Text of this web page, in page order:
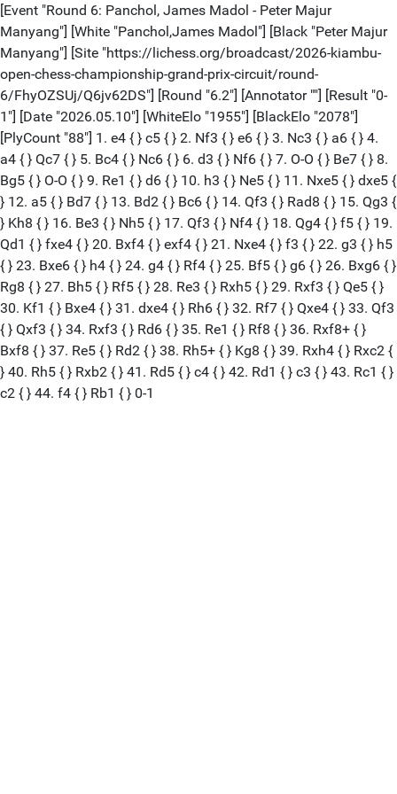
[Event "Round 6: Panchol, James Madol - Peter Majur
Manyang"] [White "Panchol,James Madol"] [Black "Peter Majur
Manyang"] [Site "https://lichess.org/broadcast/2026-kiambu-
open-chess-championship-grand-prix-circuit/round-
6/FhyOZSUj/Q6jv62DS"] [Round "6.2"] [Annotator ""] [Result "0-
1"] [Date "2026.05.10"] [WhiteElo "1955"] [BlackElo "2078"]
[PlyCount "88"] 1. e4 { } c5 { } 2. Nf3 { } e6 { } 3. Nc3 { } a6 { } 4.
a4 { } Qc7 { } 5. Bc4 { } Nc6 { } 6. d3 { } Nf6 { } 7. O-O { } Be7 { } 8.
Bg5 { } O-O { } 9. Re1 { } d6 { } 10. h3 { } Ne5 { } 11. Nxe5 { } dxe5 {
} 12. a5 { } Bd7 { } 13. Bd2 { } Bc6 { } 14. Qf3 { } Rad8 { } 15. Qg3 {
} Kh8 { } 16. Be3 { } Nh5 { } 17. Qf3 { } Nf4 { } 18. Qg4 { } f5 { } 19.
Qd1 { } fxe4 { } 20. Bxf4 { } exf4 { } 21. Nxe4 { } f3 { } 22. g3 { } h5
{ } 23. Bxe6 { } h4 { } 24. g4 { } Rf4 { } 25. Bf5 { } g6 { } 26. Bxg6 { }
Rg8 { } 27. Bh5 { } Rf5 { } 28. Re3 { } Rxh5 { } 29. Rxf3 { } Qe5 { }
30. Kf1 { } Bxe4 { } 31. dxe4 { } Rh6 { } 32. Rf7 { } Qxe4 { } 33. Qf3
{ } Qxf3 { } 34. Rxf3 { } Rd6 { } 35. Re1 { } Rf8 { } 36. Rxf8+ { }
Bxf8 { } 37. Re5 { } Rd2 { } 38. Rh5+ { } Kg8 { } 39. Rxh4 { } Rxc2 {
} 40. Rh5 { } Rxb2 { } 41. Rd5 { } c4 { } 42. Rd1 { } c3 { } 43. Rc1 { }
c2 { } 44. f4 { } Rb1 { } 0-1